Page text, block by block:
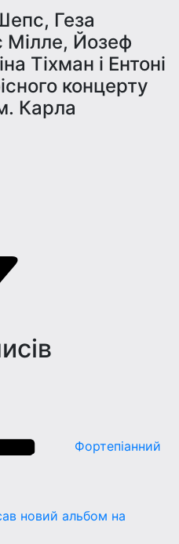
Геза
Йозеф
Тіхман і Ентоні
концерту
Карла
Фортепіанний
новий альбом на